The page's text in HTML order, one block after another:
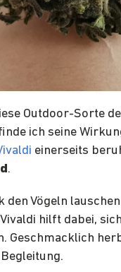
Outdoor-Sorte
ich seine
einerseits
.
Vögeln
hilft dabei,
Geschmacklich